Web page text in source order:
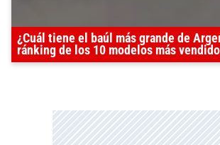
¿Cuál tiene el baúl más grande de
ránking de los 10 modelos más